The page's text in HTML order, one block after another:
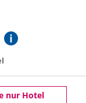
nur Hotel